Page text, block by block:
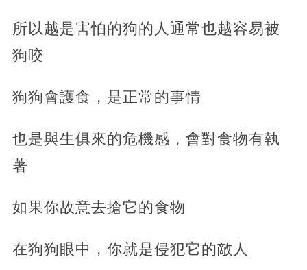
所以越是害怕的狗的人通常也越容易被
狗咬
狗狗會護食，是正常的事情
也是與生俱來的危機感，會對食物有執
著
如果你故意去搶它的食物
在狗狗眼中，你就是侵犯它的敵人